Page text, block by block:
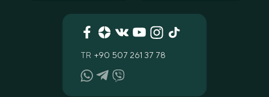
TR +90 507 261 37 78